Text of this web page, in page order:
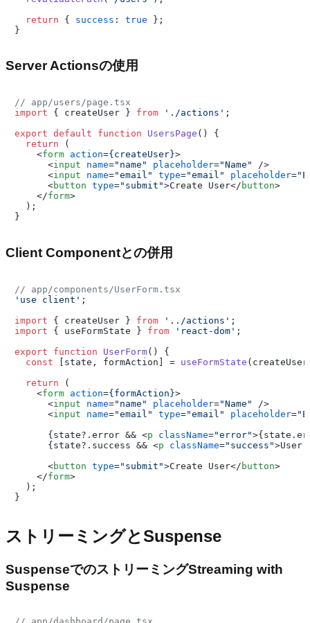
return { success : true };
Server Actionsの使用
// app/users/page.tsx
import { createUser } from './actions' ;
export default function UsersPage ( ) {
return (
<form action={createUser}>
<input name="name" placeholder="Name"
/>
<input name="email" type="email" placeholder=
<button type="submit">Create User</ button>
</form>
  );
Client Componentとの併用
// app/components/UserForm.tsx
'use client' ;
import { createUser } from '../actions'
import { useFormState } from 'react-dom' ;
export
function UserForm( ) {
const [state, formAction] = useFormState
return (
<form action={formAction}>
<input name="name" placeholder="Name"
/>
<input name="email" type="email" placeholder=
      {state?.error &&
<p className="error">
      {state?.success &&
<p className="success">User
<button type="submit">Create User</ button>
</form>
  );
ストリーミングとSuspense
SuspenseでのストリーミングStreaming with
Suspense